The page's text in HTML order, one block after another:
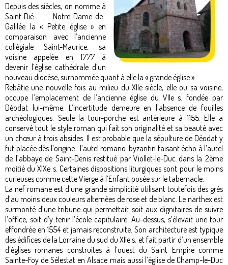
Depuis des siècles, on nomme à
Saint-Dié : Notre-Dame-de-
Galilée la « Petite église » en
comparaison avec l’ancienne
collégiale Saint-Maurice, sa
voisine appelée en 1777 à
devenir l’église cathédrale d’un
nouveau diocèse, surnommée quant à elle la « grande église ».
Rebâtie une nouvelle fois au milieu du XIIe siècle, elle ou sa voisine,
occupe l’emplacement de l’ancienne église du VIIe s. fondée par
Déodat lui-même. L’incertitude demeure en l’absence de fouilles
archéologiques. Seule la tour-porche est antérieure à 1155. Elle a
conservé tout le style roman qui fait son originalité et sa beauté avec
un chœur à trois absides. Il est probable que la sépulture de Déodat y
fut placée dès l’origine : l’autel romano-byzantin faisant écho à l’autel
de l’abbaye de Saint-Denis restitué par Viollet-le-Duc dans la 2ème
moitié du XIXe s. Certaines dispositions liturgiques sont pour le moins
curieuses comme cette Vierge à l’Enfant posée sur le tabernacle.
La nef romane est d’une grande simplicité utilisant toutefois des grès
d’au moins deux couleurs alternées de rose et de blanc. Le narthex est
surmonté d’une tribune qui permettait soit aux dignitaires de suivre
l’office, soit d’y tenir l’école capitulaire. Au-dessus, s’élevait une tour
effondrée en 1554 et jamais reconstruite. Son architecture est typique
des édifices de la Lorraine du sud du XIIe s. et fait partir d’un ensemble
d’églises romanes construites à l’ouest du Saint Empire comme
Sainte-Foy de Sélestat en Alsace mais aussi l’église de Champ-le-Duc